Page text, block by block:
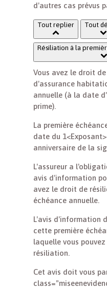
d'autres cas prévus
Tout replier Tout
Résiliation à la
Vous avez le droit
d'assurance
annuelle (à la date
prime).
La première
date du
anniversaire de la
L'assureur a
avis d'information
avez le droit de
échéance annuelle.
L'avis d'information
cette première
laquelle vous
résiliation.
Cet avis doit vous